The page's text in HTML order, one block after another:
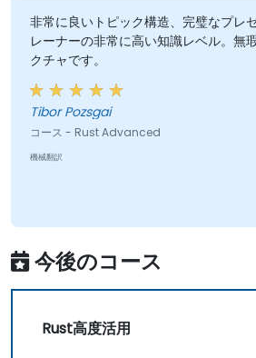
非常に良いトピック構造、完璧なプレ
レーナーの非常に高い知識レベル。無
クチャです。
Tibor Pozsgai
コース - Rust Advanced
機械翻訳
今後のコース
Rust高度活用